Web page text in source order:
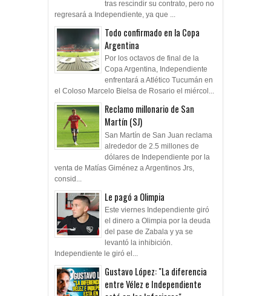
Todo confirmado en la Copa
Argentina
Por los octavos de final de la
Copa Argentina, Independiente
enfrentará a Atlético Tucumán en
el Coloso Marcelo Bielsa de Rosario el miércol...
Reclamo millonario de San
Martín (SJ)
San Martín de San Juan reclama
alrededor de 2.5 millones de
dólares de Independiente por la
venta de Matías Giménez a Argentinos Jrs,
consid...
Este viernes Independiente giró
el dinero a Olimpia por la deuda
del pase de Zabala y ya se
levantó la inhibición.
Independiente le giró el...
Gustavo López: "La diferencia
entre Vélez e Independiente
está en las Inferiores"